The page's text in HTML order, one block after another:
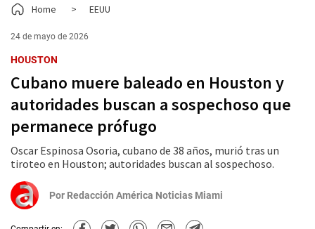
Home > EEUU
24 de mayo de 2026
HOUSTON
Cubano muere baleado en Houston y
autoridades buscan a sospechoso que
permanece prófugo
Oscar Espinosa Osoria, cubano de 38 años, murió tras un
tiroteo en Houston; autoridades buscan al sospechoso.
Por Redacción América Noticias Miami